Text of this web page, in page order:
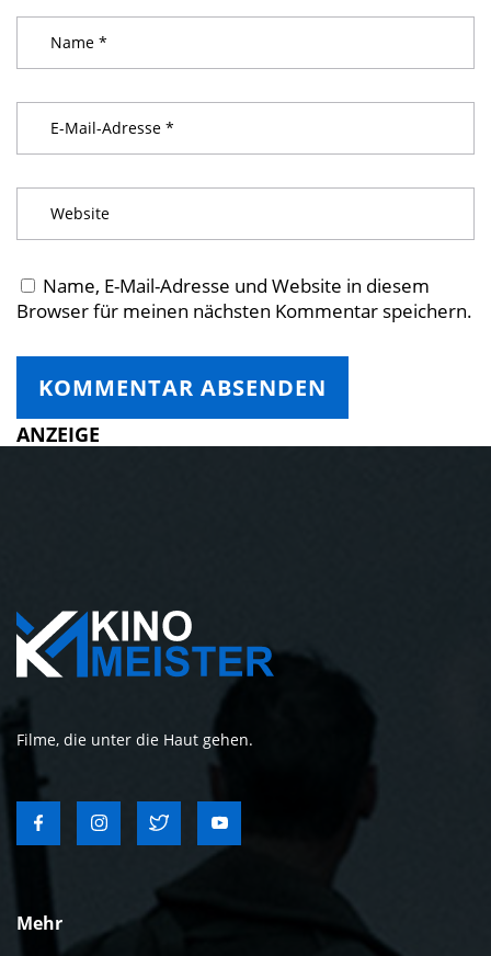
Name, E-Mail-Adresse und Website in diesem
Browser für meinen nächsten Kommentar speichern.
ANZEIGE
Filme, die unter die Haut gehen.
Mehr